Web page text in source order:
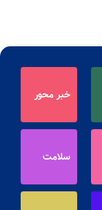
خبر محور
سلامت